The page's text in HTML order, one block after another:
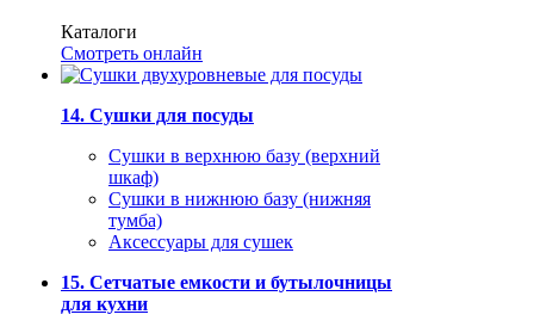
Каталоги
Смотреть онлайн
14. Сушки для посуды
Сушки в верхнюю базу (верхний
шкаф)
Сушки в нижнюю базу (нижняя
тумба)
Аксессуары для сушек
15. Сетчатые емкости и бутылочницы
для кухни